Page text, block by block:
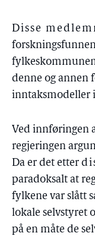
Disse
denne og annen
inntaksmodeller
Ved innføringen
regjeringen
Da er det etter
paradoksalt at
fylkene var slått
lokale selvstyret
på en måte de